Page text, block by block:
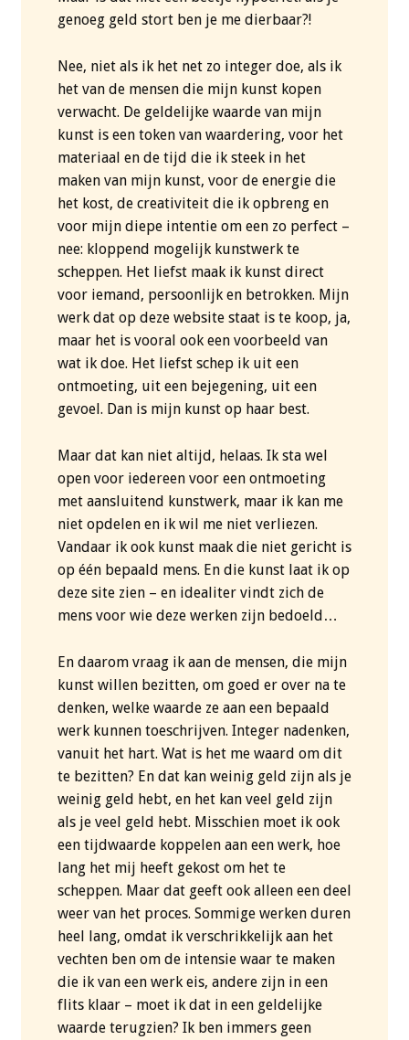
genoeg geld stort ben je me dierbaar?!
Nee, niet als ik het net zo integer doe, als ik
het van de mensen die mijn kunst kopen
verwacht. De geldelijke waarde van mijn
kunst is een token van waardering, voor het
materiaal en de tijd die ik steek in het
maken van mijn kunst, voor de energie die
het kost, de creativiteit die ik opbreng en
voor mijn diepe intentie om een zo perfect –
nee: kloppend mogelijk kunstwerk te
scheppen. Het liefst maak ik kunst direct
voor iemand, persoonlijk en betrokken. Mijn
werk dat op deze website staat is te koop, ja,
maar het is vooral ook een voorbeeld van
wat ik doe. Het liefst schep ik uit een
ontmoeting, uit een bejegening, uit een
gevoel. Dan is mijn kunst op haar best.
Maar dat kan niet altijd, helaas. Ik sta wel
open voor iedereen voor een ontmoeting
met aansluitend kunstwerk, maar ik kan me
niet opdelen en ik wil me niet verliezen.
Vandaar ik ook kunst maak die niet gericht is
op één bepaald mens. En die kunst laat ik op
deze site zien – en idealiter vindt zich de
mens voor wie deze werken zijn bedoeld…
En daarom vraag ik aan de mensen, die mijn
kunst willen bezitten, om goed er over na te
denken, welke waarde ze aan een bepaald
werk kunnen toeschrijven. Integer nadenken,
vanuit het hart. Wat is het me waard om dit
te bezitten? En dat kan weinig geld zijn als je
weinig geld hebt, en het kan veel geld zijn
als je veel geld hebt. Misschien moet ik ook
een tijdwaarde koppelen aan een werk, hoe
lang het mij heeft gekost om het te
scheppen. Maar dat geeft ook alleen een deel
weer van het proces. Sommige werken duren
heel lang, omdat ik verschrikkelijk aan het
vechten ben om de intensie waar te maken
die ik van een werk eis, andere zijn in een
flits klaar – moet ik dat in een geldelijke
waarde terugzien? Ik ben immers geen